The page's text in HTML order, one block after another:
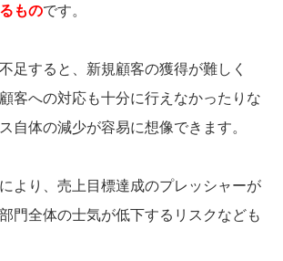
ものです。
足すると、新規顧客の獲得が難しく
客への対応も十分に行えなかったりな
自体の減少が容易に想像できます。
より、売上目標達成のプレッシャーが
門全体の士気が低下するリスクなども